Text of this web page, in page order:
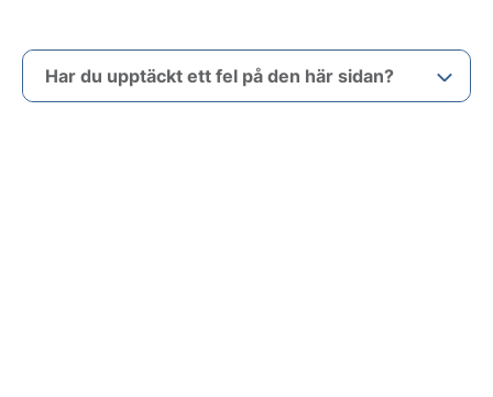
Har du upptäckt ett fel på den här sidan?